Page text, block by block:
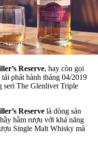
Reserve, hay còn gọi
phát hành tháng 04/2019
seri The Glenlivet Triple
Reserve là dòng sản
hầm rượu với khả năng
Single Malt Whisky mà